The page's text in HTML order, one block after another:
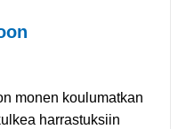
monen koulumatkan
harrastuksiin